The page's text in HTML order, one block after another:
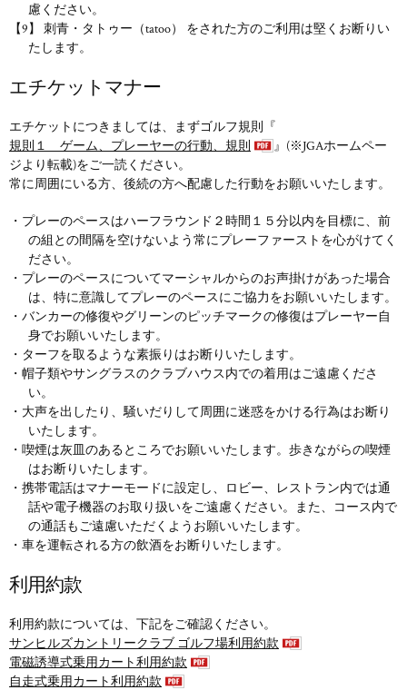
慮ください。
【9】 刺青・タトゥー（tatoo） をされた方のご利用は堅くお断りい
たします。
エチケットマナー
エチケットにつきましては、まずゴルフ規則『
規則１ ゲーム、プレーヤーの行動、規則
』(※JGAホームペー
ジより転載)をご一読ください。
常に周囲にいる方、後続の方へ配慮した行動をお願いいたします。
・プレーのペースはハーフラウンド２時間１５分以内を目標に、前
の組との間隔を空けないよう常にプレーファーストを心がけてく
ださい。
・プレーのペースについてマーシャルからのお声掛けがあった場合
は、特に意識してプレーのペースにご協力をお願いいたします。
・バンカーの修復やグリーンのピッチマークの修復はプレーヤー自
身でお願いいたします。
・ターフを取るような素振りはお断りいたします。
・帽子類やサングラスのクラブハウス内での着用はご遠慮くださ
い。
・大声を出したり、騒いだりして周囲に迷惑をかける行為はお断り
いたします。
・喫煙は灰皿のあるところでお願いいたします。歩きながらの喫煙
はお断りいたします。
・携帯電話はマナーモードに設定し、ロビー、レストラン内では通
話や電子機器のお取り扱いをご遠慮ください。また、コース内で
の通話もご遠慮いただくようお願いいたします。
・車を運転される方の飲酒をお断りいたします。
利用約款
利用約款については、下記をご確認ください。
サンヒルズカントリークラブ ゴルフ場利用約款
電磁誘導式乗用カート利用約款
自走式乗用カート利用約款